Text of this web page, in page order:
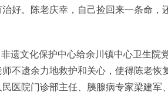
好。陈老庆幸，自己捡回来一条命
遗文化保护中心给余川镇中心卫生院
遗余力地救护和关心，使得陈老恢
医院门诊部主任、胰腺病专家梁建